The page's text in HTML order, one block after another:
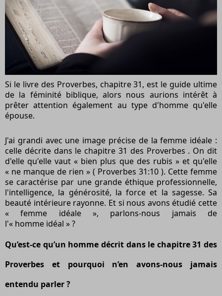
Si le livre des Proverbes, chapitre 31, est le guide ultime
de la féminité biblique, alors nous aurions intérêt à
prêter attention également au type d'homme qu'elle
épouse.
J'ai grandi avec une image précise de la femme idéale :
celle décrite dans le chapitre 31 des Proverbes . On dit
d'elle qu'elle vaut « bien plus que des rubis » et qu'elle
« ne manque de rien » ( Proverbes 31:10 ). Cette femme
se caractérise par une grande éthique professionnelle,
l'intelligence, la générosité, la force et la sagesse. Sa
beauté intérieure rayonne. Et si nous avons étudié cette
« femme idéale», parlons-nous jamais de
l'« homme idéal » ?
Qu’est-ce qu’un homme décrit dans le chapitre 31 des
Proverbes et pourquoi n’en avons-nous jamais
entendu parler ?